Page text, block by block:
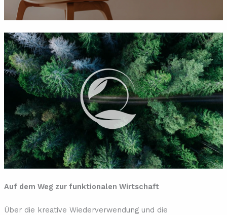
Auf dem Weg zur funktionalen Wirtschaft
Über die kreative Wiederverwendung und die